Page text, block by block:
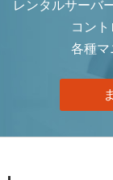
レンタルサーバ
コント
各種マ